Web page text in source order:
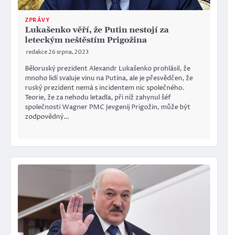
ZPRÁVY
Lukašenko věří, že Putin nestojí za
leteckým neštěstím Prigožina
redakce26 srpna, 2023
Běloruský prezident Alexandr Lukašenko prohlásil, že
mnoho lidí svaluje vinu na Putina, ale je přesvědčen, že
ruský prezident nemá s incidentem nic společného.
Teorie, že za nehodu letadla, při níž zahynul šéf
společnosti Wagner PMC Jevgenij Prigožin, může být
zodpovědný…